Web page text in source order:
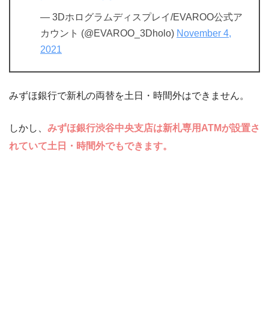
— 3Dホログラムディスプレイ/EVAROO公式ア
カウント (@EVAROO_3Dholo) November 4,
2021
みずほ銀行で新札の両替を土日・時間外はできません。
しかし、 みずほ銀行渋谷中央支店は新札専用ATMが設置さ
れていて土日・時間外でもできます。